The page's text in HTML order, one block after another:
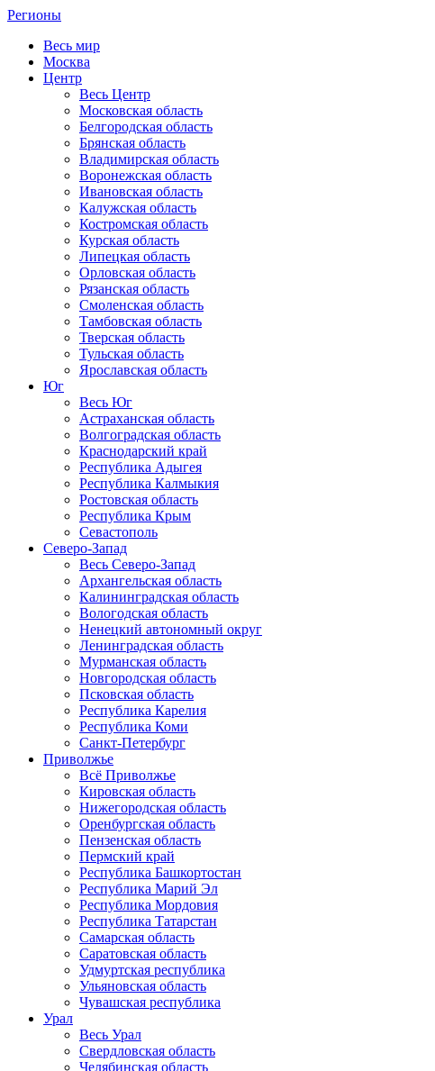
Регионы
Весь мир
Москва
Центр
Весь Центр
Московская область
Белгородская область
Брянская область
Владимирская область
Воронежская область
Ивановская область
Калужская область
Костромская область
Курская область
Липецкая область
Орловская область
Рязанская область
Смоленская область
Тамбовская область
Тверская область
Тульская область
Ярославская область
Юг
Весь Юг
Астраханская область
Волгоградская область
Краснодарский край
Республика Адыгея
Республика Калмыкия
Ростовская область
Республика Крым
Севастополь
Северо-Запад
Весь Северо-Запад
Архангельская область
Калининградская область
Вологодская область
Ненецкий автономный округ
Ленинградская область
Мурманская область
Новгородская область
Псковская область
Республика Карелия
Республика Коми
Санкт-Петербург
Приволжье
Всё Приволжье
Кировская область
Нижегородская область
Оренбургская область
Пензенская область
Пермский край
Республика Башкортостан
Республика Марий Эл
Республика Мордовия
Республика Татарстан
Самарская область
Саратовская область
Удмуртская республика
Ульяновская область
Чувашская республика
Урал
Весь Урал
Свердловская область
Челябинская область